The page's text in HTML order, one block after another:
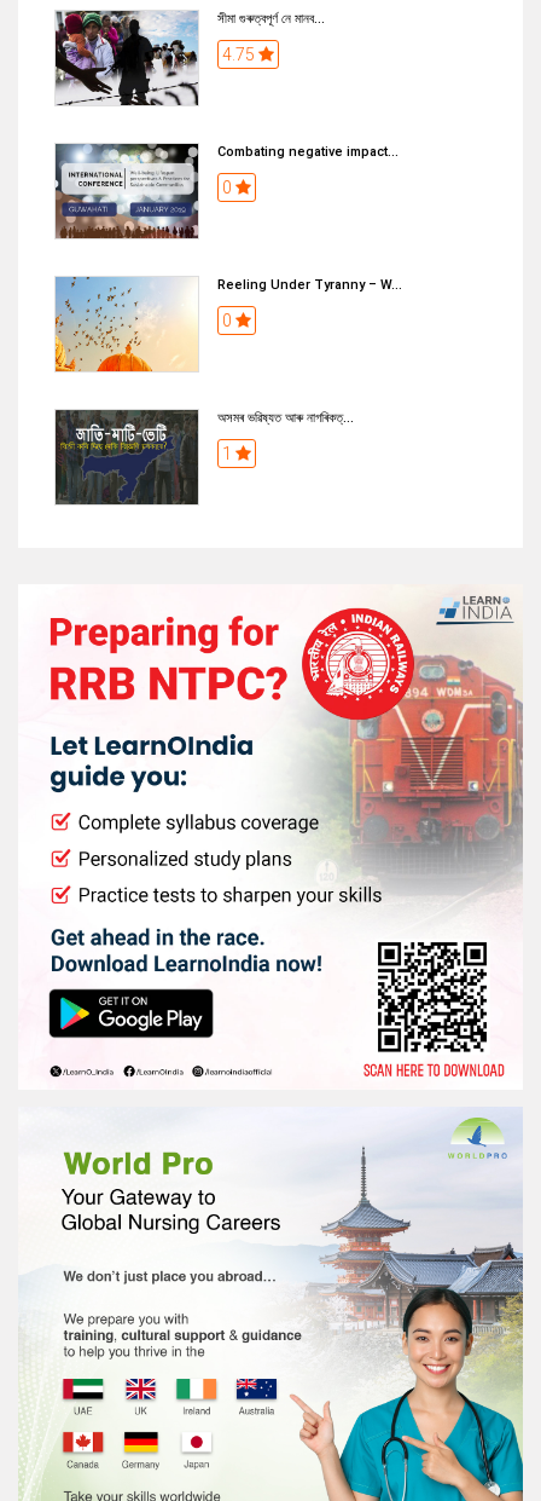
সীমা গুৰুত্বপূৰ্ণ নে মানব...
4.75
Combating negative impact...
0
Reeling Under Tyranny – W...
0
অসমৰ ভৱিষ্যত আৰু নাগৰিকত্...
1